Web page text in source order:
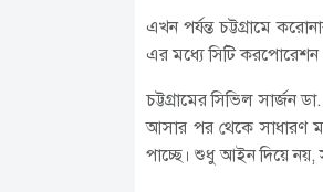
এখন পর্যন্ত চট্টগ্রামে
এর মধ্যে সিটি
চট্টগ্রামের সিভিল সার্জন
আসার পর থেকে সাধারণ
পাচ্ছে। শুধু আইন দিয়ে নয়,